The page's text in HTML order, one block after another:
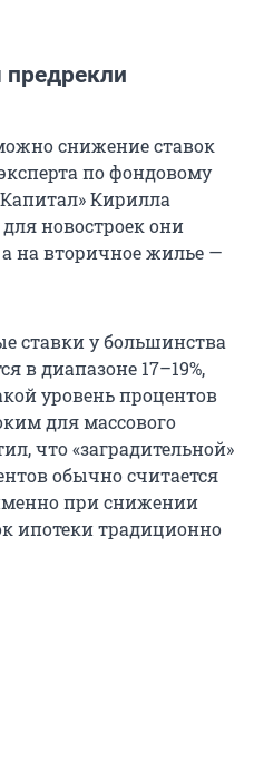
снижение ставок
по фондовому
Кирилла
новостроек они
а на вторичное жилье —
ставки у большинства
в диапазоне 17–19%,
уровень процентов
для массового
что «заградительной»
обычно считается
при снижении
ипотеки традиционно